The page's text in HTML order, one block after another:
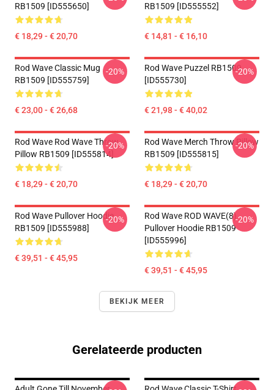
RB1509 [ID555650]
€ 18,29 - € 20,70
RB1509 [ID555552]
€ 14,81 - € 16,10
Rod Wave Classic Mug
RB1509 [ID555759]
€ 23,00 - € 26,68
-20%
Rod Wave Puzzel RB1509
[ID555730]
€ 21,98 - € 40,02
-20%
Rod Wave Rod Wave Throw
Pillow RB1509 [ID555814]
€ 18,29 - € 20,70
-20%
Rod Wave Merch Throw Pillow
RB1509 [ID555815]
€ 18,29 - € 20,70
-20%
Rod Wave Pullover Hoodie
RB1509 [ID555988]
€ 39,51 - € 45,95
-20%
Rod Wave ROD WAVE(8)
Pullover Hoodie RB1509
[ID555996]
€ 39,51 - € 45,95
-20%
BEKIJK MEER
Gerelateerde producten